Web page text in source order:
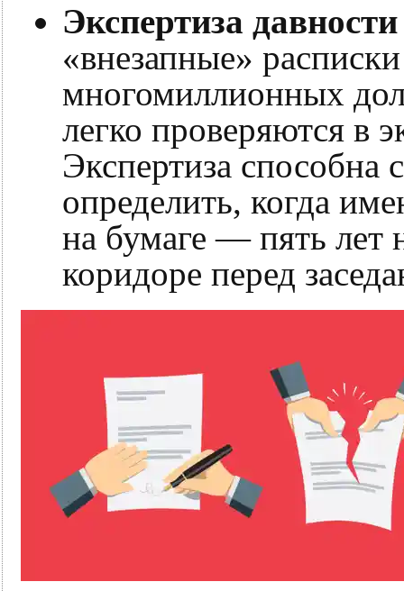
Экспертиза
«внезапные»
многомиллионных
легко проверяются в
Экспертиза способна
определить, когда
на бумаге — пять лет
коридоре перед